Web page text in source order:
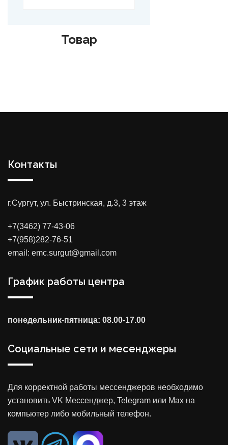
Товар
Контакты
г.Сургут, ул. Быстринская, д.3, 3 этаж
+7(3462) 77-43-06
+7(958)282-76-51
email: emc.surgut@gmail.com
График работы центра
понедельник-пятница: 08.00-17.00
Социальные сети и месенджеры
Для корректной работы мессенджеров необходимо
установить VK Мессенджер, Telegram или Max на
компьютер либо мобильный телефон.